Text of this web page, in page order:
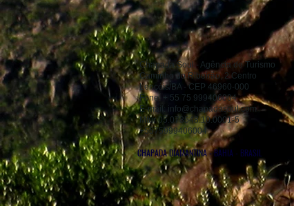
CHAPADA DIAMANTINA - BAHIA - BRASIL
Chapada Soul - Agência de Turismo
Caminho do Ribeirão, 2 Centro
Lençóis/BA - CEP 46960-000
Fone: + 55 75 999406004
E-mail: info@chapadasoul.com
Mtur 05.073548.10.0001-5
+5575999406004